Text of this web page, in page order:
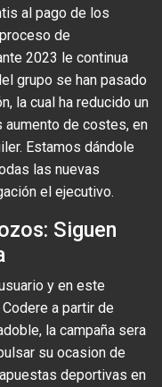
al pago de los
de
2023 le continua
grupo se han pasado
la cual ha reducido un
aumento de costes, en
Estamos dándole
las nuevas
el ejecutivo.
Siguen
y en este
a partir de
la campaña sera
su ocasion de
deportivas en